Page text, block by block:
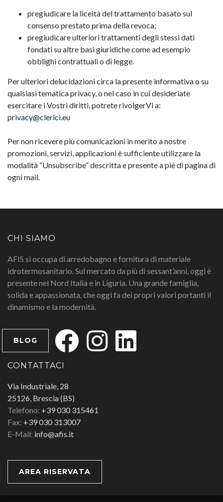
pregiudicare la liceità del trattamento basato sul
consenso prestato prima della revoca;
pregiudicare ulteriori trattamenti degli stessi dati
fondati su altre basi giuridiche come ad esempio
obblighi contrattuali o di legge.
Per ulteriori delucidazioni circa la presente informativa o su
qualsiasi tematica privacy, o nel caso in cui desideriate
esercitare i Vostri diritti, potrete rivolgerVi a:
privacy@clerici.eu
Per non ricevere più comunicazioni in merito a nostre
promozioni, servizi, applicazioni è sufficiente utilizzare la
modalità “Unsubscribe” descritta e presente a piè di pagina di
ogni mail.
CHI SIAMO
AFIS si occupa di arredobagno e fornitura di materiale
idrotermosanitario. Sul mercato da più di sessant’anni, oggi è
presente nel Nord Italia e in Liguria. Una grande famiglia,
solida e appassionata, che oggi fa dei propri valori portanti il
dinamismo e la modernità.
BLOG
CONTATTACI
Via Industriale, 28
25126, Brescia (BS)
Telefono: +39 030 315461
Fax: +39 030 313007
E-Mail: info@afis.it
AREA RISERVATA